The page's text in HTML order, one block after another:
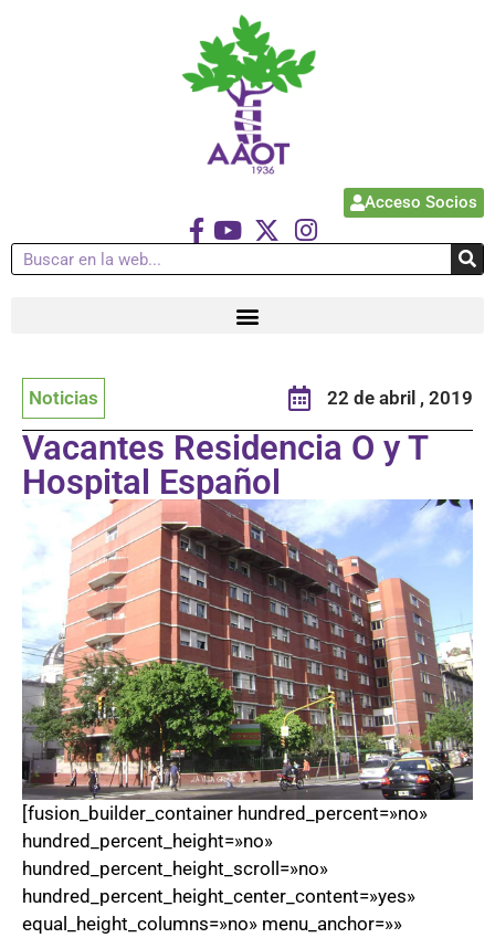
Acceso Socios
Noticias 22 de abril , 2019
Vacantes Residencia O y T
Hospital Español
[fusion_builder_container hundred_percent=»no»
hundred_percent_height=»no»
hundred_percent_height_scroll=»no»
hundred_percent_height_center_content=»yes»
equal_height_columns=»no» menu_anchor=»»